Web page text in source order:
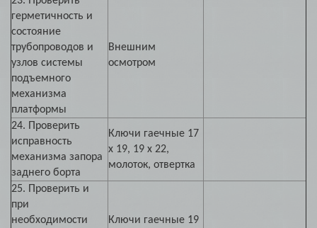
герметичность и
состояние
трубопроводов и
узлов системы
подъемного
механизма
платформы
Внешним
осмотром
24. Проверить
исправность
механизма запора
заднего борта
Ключи гаечные 17
х 19, 19 х 22,
молоток, отвертка
25. Проверить и
при
необходимости
Ключи гаечные 19